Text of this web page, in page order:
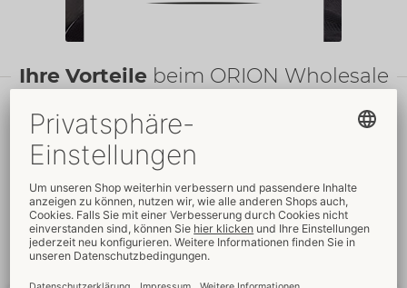
Ihre Vorteilebeim ORION Wholesale
FairePreise
Verkaufsfördernde
Verpackungen
Kundenservice
Schnelleweltweite
Lieferung
NeueTrends